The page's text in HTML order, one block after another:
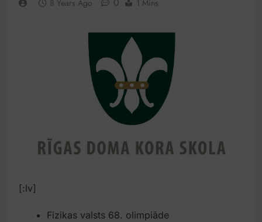
8 Years Ago 0 1 Mins
[:lv]
Fizikas valsts 68. olimpiāde